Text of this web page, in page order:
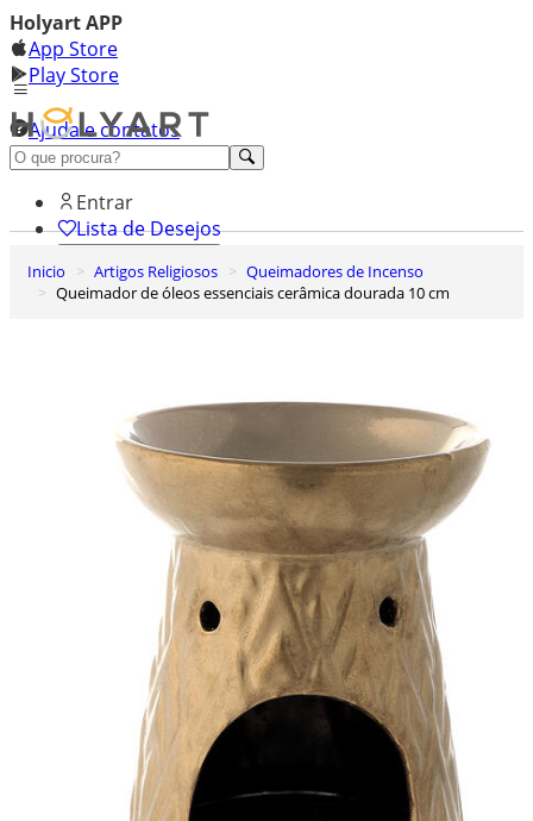
Holyart APP
App Store
Play Store
Ajuda e contatos
Conheça premium
Entrar
Lista de Desejos
0
Carrinho de Compras
Inicio Artigos Religiosos
Queimadores de Incenso
Queimador de óleos essenciais cerâmica dourada 10 cm